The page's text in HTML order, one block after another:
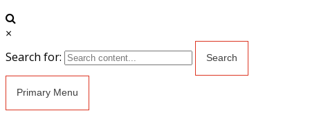
×
Search for:
Primary Menu